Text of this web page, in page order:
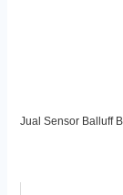
Jual Sensor Balluff